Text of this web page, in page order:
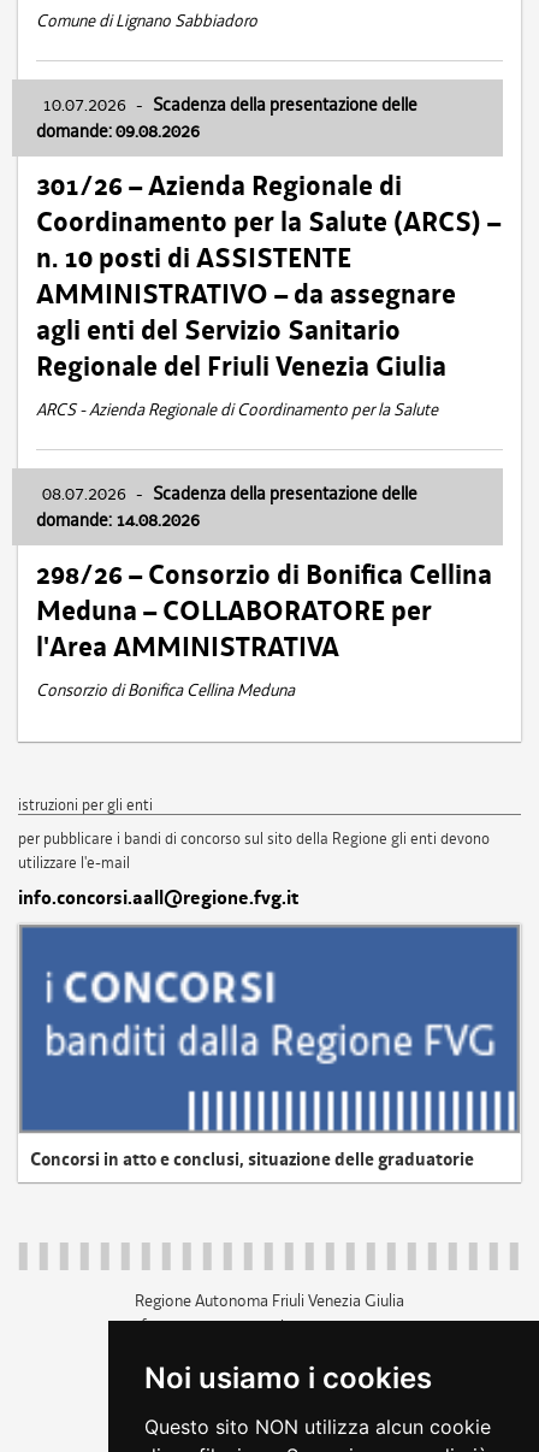
Noi usiamo i cookies
Questo sito NON utilizza alcun cookie
Comune di Lignano Sabbiadoro
10.07.2026 - Scadenza della presentazione delle
domande: 09.08.2026
301/26 – Azienda Regionale di
Coordinamento per la Salute (ARCS) –
n. 10 posti di ASSISTENTE
AMMINISTRATIVO – da assegnare
agli enti del Servizio Sanitario
Regionale del Friuli Venezia Giulia
ARCS - Azienda Regionale di Coordinamento per la Salute
08.07.2026 - Scadenza della presentazione delle
domande: 14.08.2026
298/26 – Consorzio di Bonifica Cellina
Meduna – COLLABORATORE per
l'Area AMMINISTRATIVA
Consorzio di Bonifica Cellina Meduna
istruzioni per gli enti
per pubblicare i bandi di concorso sul sito della Regione gli enti devono
utilizzare l'e-mail
info.concorsi.aall@regione.fvg.it
Concorsi in atto e conclusi, situazione delle graduatorie
Regione Autonoma Friuli Venezia Giulia
c.f. 80014930327; p.iva 00526040324
+39 040 3771111